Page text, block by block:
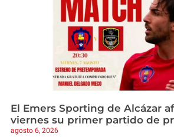
El Emers Sporting de Alcázar
viernes su primer partido de
agosto 6, 2026